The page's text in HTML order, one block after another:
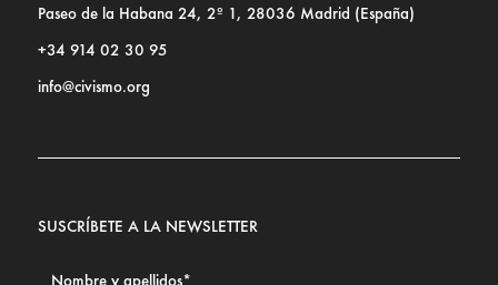
Paseo de la Habana 24, 2º 1, 28036 Madrid (España)
+34 914 02 30 95
info@civismo.org
SUSCRÍBETE A LA NEWSLETTER